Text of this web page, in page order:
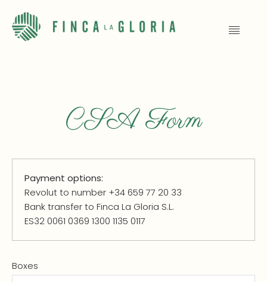
CSA Form
Payment options:
Revolut to number +34 659 77 20 33
Bank transfer to Finca La Gloria S.L.
ES32 0061 0369 1300 1135 0117
Boxes